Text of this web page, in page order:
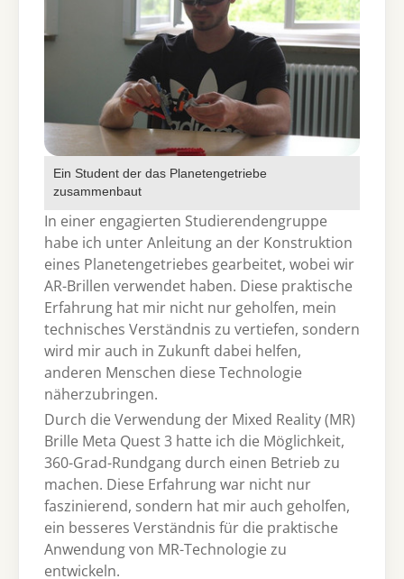
Ein Student der das Planetengetriebe
zusammenbaut
In einer engagierten Studierendengruppe
habe ich unter Anleitung an der Konstruktion
eines Planetengetriebes gearbeitet, wobei wir
AR-Brillen verwendet haben. Diese praktische
Erfahrung hat mir nicht nur geholfen, mein
technisches Verständnis zu vertiefen, sondern
wird mir auch in Zukunft dabei helfen,
anderen Menschen diese Technologie
näherzubringen.
Durch die Verwendung der Mixed Reality (MR)
Brille Meta Quest 3 hatte ich die Möglichkeit,
360-Grad-Rundgang durch einen Betrieb zu
machen. Diese Erfahrung war nicht nur
faszinierend, sondern hat mir auch geholfen,
ein besseres Verständnis für die praktische
Anwendung von MR-Technologie zu
entwickeln.